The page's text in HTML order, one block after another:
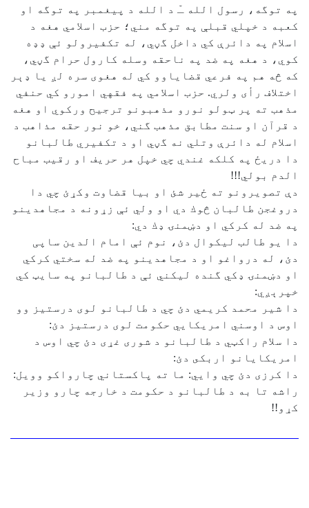
په توگه، رسول الله ﹽ د الله د پيغمبر په توگه او
كعبه د خپلي قبلې په توگه مني؛ حزب اسلامي هغه د
اسلام په دائرې كي داخل گڼي، له تكفيرولو ئې ډډه
كوي، د هغه په ضد په ناحقه وسله كارول حرام گڼي،
كه څه هم په فرعي قضاياوو كي له هغوى سره لږ يا ډېر
اختلاف رأى ولري. حزب اسلامي په فقهي امورو كي حنفي
مذهب ته پر ټولو نورو مذهبونو ترجيح وركوي او هغه
د قرآن او سنت مطابق مذهب گني، خو نور حقه مذاهب د
اسلام له دائرې وتلي نه گڼي او د تكفيري طالبانو
دا دريځ په كلكه غندي چي خپل هر حريف او رقيب مباح
الدم بولي!!!
دې تصويرونو ته ځير شئ او بيا قضاوت وكړئ چي دا
دروغجن طالبان څوك دي او ولي ئې زړونه د مجاهدينو
په ضد له كركي او دښمنۍ ډك دي:
دا يو طالب ليكوال دئ، نوم ئې امام الدين ساپی
دئ، له درواغو او د مجاهدينو په ضد له سختي كركي
او دښمنۍ ډكي گنده ليكني ئې د طالبانو په سايټ كي
خپرېږي:
دا شير محمد كريمي دئ چي د طالبانو لوى درستيز وو
اوس د اوسني امريكايي حكومت لوى درستيز دئ:
دا سلام راكټي د طالبانو د شورى غړى دئ چي اوس د
امريكايانو اربكى دئ:
دا كرزى دئ چي وايي: ما ته پاكستاني چارواكو وويل:
راشه تا به د طالبانو د حكومت د خارجه چارو وزير
كړو!!